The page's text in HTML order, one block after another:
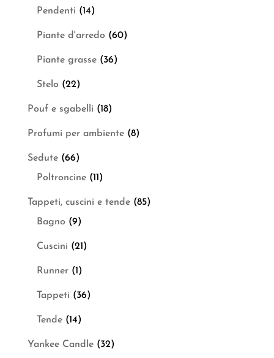
Pendenti (14)
Piante d'arredo (60)
Piante grasse (36)
Stelo (22)
Pouf e sgabelli (18)
Profumi per ambiente (8)
Sedute (66)
Poltroncine (11)
Tappeti, cuscini e tende (85)
Bagno (9)
Cuscini (21)
Runner (1)
Tappeti (36)
Tende (14)
Yankee Candle (32)